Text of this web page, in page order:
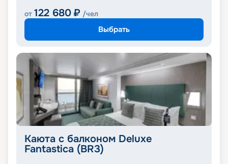
от 122 680 ₽ /чел
Выбрать
Каюта с балконом Deluxe
Fantastica (BR3)